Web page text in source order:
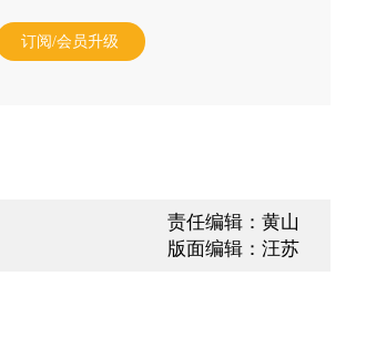
订阅/会员升级
责任编辑：黄山
版面编辑：汪苏